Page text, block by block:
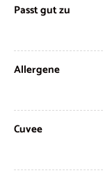
Passt gut zu
Allergene
Cuvee